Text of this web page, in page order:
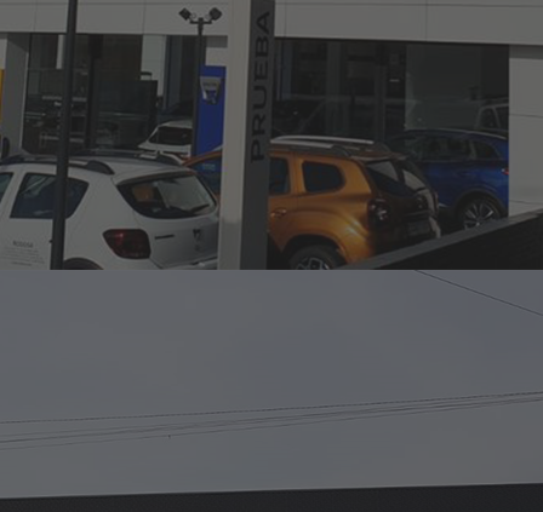
Correduria
Romero Y
Seguros